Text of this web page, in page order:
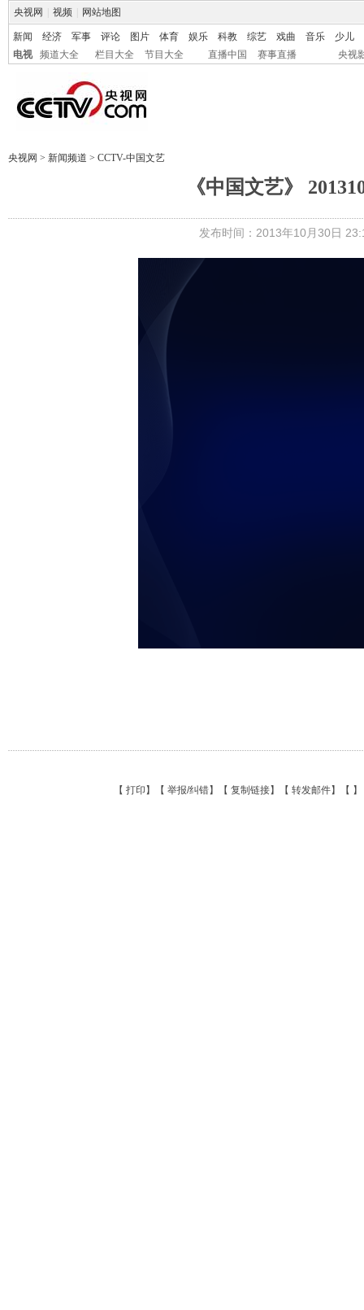
央视网 视频 网站地图
新闻 经济 军事 评论 图片 体育 娱乐 科教 综艺 戏曲 音乐
少儿
电视
频道大全 栏目大全 节目大全 直播中国 赛事直播 央视
央视网 > 新闻频道 > CCTV-中国文艺
《中国文艺》
发布时间：2013年10月30日
【 打印 】【 举报/纠错】【 复制链接】【 转发邮件】【 】